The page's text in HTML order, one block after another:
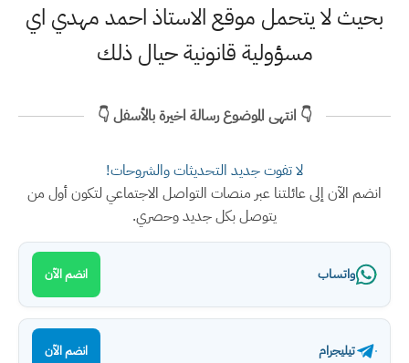
بحيث لا يتحمل موقع الاستاذ احمد مهدي اي
مسؤولية قانونية حيال ذلك
👇 انتهى الموضوع رسالة اخيرة بالأسفل 👇
لا تفوت جديد التحديثات والشروحات!
انضم الآن إلى عائلتنا عبر منصات التواصل الاجتماعي لتكون أول من
يتوصل بكل جديد وحصري.
واتساب انضم الآن
تيليجرام انضم الآن